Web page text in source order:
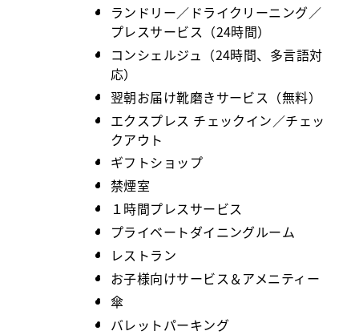
ランドリー／ドライクリーニング／
プレスサービス（24時間）
コンシェルジュ（24時間、多言語対
応）
翌朝お届け靴磨きサービス（無料）
エクスプレス チェックイン／チェッ
クアウト
ギフトショップ
禁煙室
１時間プレスサービス
プライベートダイニングルーム
レストラン
お子様向けサービス＆アメニティー
傘
バレットパーキング